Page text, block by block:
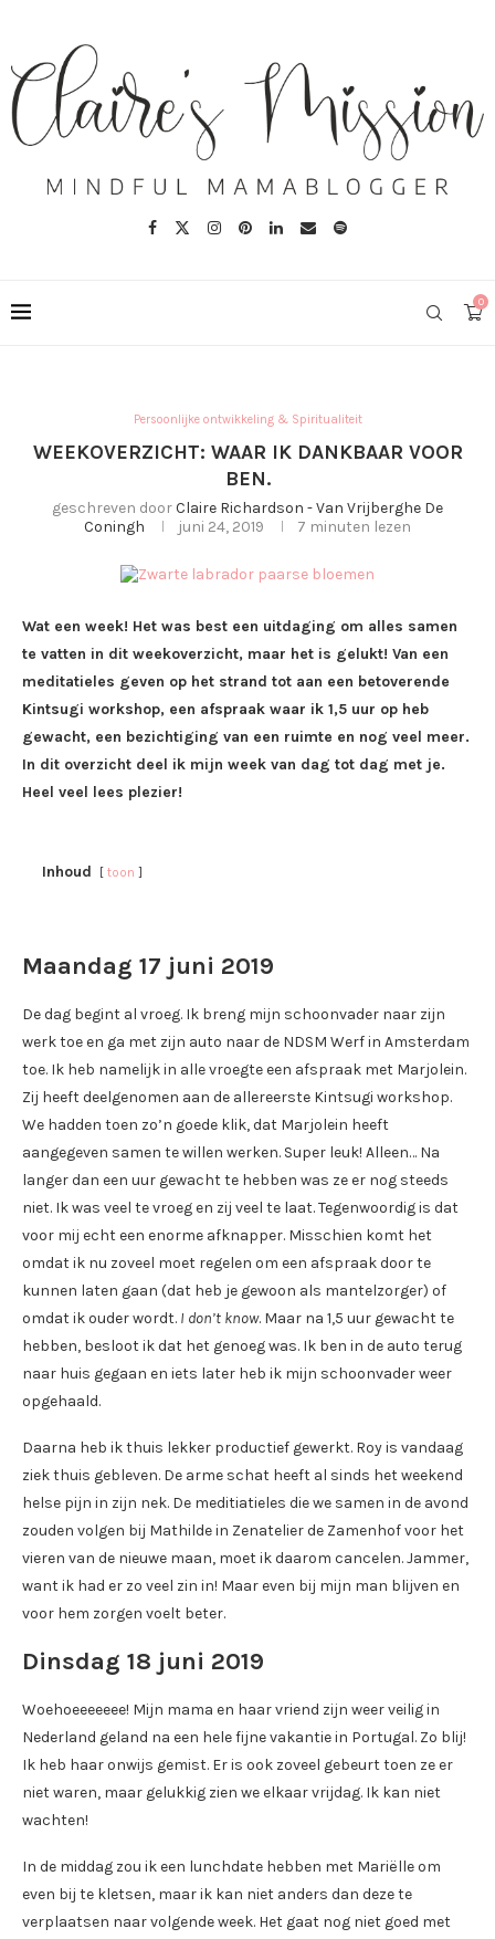
0
Persoonlijke ontwikkeling & Spiritualiteit
WEEKOVERZICHT: WAAR IK DANKBAAR VOOR
BEN.
geschreven doorClaire Richardson - Van Vrijberghe De
Coningh
juni 24, 2019 7 minuten lezen
Wat een week! Het was best een uitdaging om alles samen
te vatten in dit weekoverzicht, maar het is gelukt! Van een
meditatieles geven op het strand tot aan een betoverende
Kintsugi workshop, een afspraak waar ik 1,5 uur op heb
gewacht, een bezichtiging van een ruimte en nog veel meer.
In dit overzicht deel ik mijn week van dag tot dag met je.
Heel veel lees plezier!
Inhoud toon
Maandag 17 juni 2019
De dag begint al vroeg. Ik breng mijn schoonvader naar zijn
werk toe en ga met zijn auto naar de NDSM Werf in Amsterdam
toe. Ik heb namelijk in alle vroegte een afspraak met Marjolein.
Zij heeft deelgenomen aan de allereerste Kintsugi workshop.
We hadden toen zo’n goede klik, dat Marjolein heeft
aangegeven samen te willen werken. Super leuk! Alleen… Na
langer dan een uur gewacht te hebben was ze er nog steeds
niet. Ik was veel te vroeg en zij veel te laat. Tegenwoordig is dat
voor mij echt een enorme afknapper. Misschien komt het
omdat ik nu zoveel moet regelen om een afspraak door te
kunnen laten gaan (dat heb je gewoon als mantelzorger) of
omdat ik ouder wordt. I don’t know. Maar na 1,5 uur gewacht te
hebben, besloot ik dat het genoeg was. Ik ben in de auto terug
naar huis gegaan en iets later heb ik mijn schoonvader weer
opgehaald.
Daarna heb ik thuis lekker productief gewerkt. Roy is vandaag
ziek thuis gebleven. De arme schat heeft al sinds het weekend
helse pijn in zijn nek. De meditiatieles die we samen in de avond
zouden volgen bij Mathilde in Zenatelier de Zamenhof voor het
vieren van de nieuwe maan, moet ik daarom cancelen. Jammer,
want ik had er zo veel zin in! Maar even bij mijn man blijven en
voor hem zorgen voelt beter.
Dinsdag 18 juni 2019
Woehoeeeeeee! Mijn mama en haar vriend zijn weer veilig in
Nederland geland na een hele fijne vakantie in Portugal. Zo blij!
Ik heb haar onwijs gemist. Er is ook zoveel gebeurt toen ze er
niet waren, maar gelukkig zien we elkaar vrijdag. Ik kan niet
wachten!
In de middag zou ik een lunchdate hebben met Mariëlle om
even bij te kletsen, maar ik kan niet anders dan deze te
verplaatsen naar volgende week. Het gaat nog niet goed met